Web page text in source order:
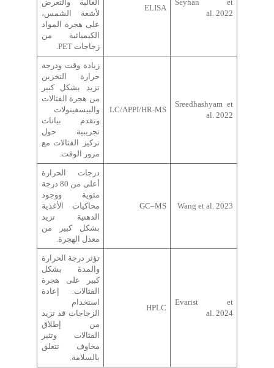
Seyhan et
al. 2022
ELISA
العالية والتعرض
لأشعة الشمس،
على هجرة المواد
الكيميائية من
زجاجات PET.
Sreedhashyam et
al. 2022
LC/APPI/HR-MS
زيادة وقت ودرجة
حرارة التخزين
تزيد بشكل كبير
من هجرة الفثالات
والبيسفينولات
وتقدم بيانات
تجريبية حول
تركيز الفثالات مع
مرور الوقت.
Wang et al. 2023
GC–MS
درجات الحرارة
أعلى من 80 درجة
مئوية ووجود
محاكيات الأغذية
الدهنية تزيد
بشكل كبير من
معدل الهجرة.
Evarist et
al. 2024
HPLC
تؤثر درجة الحرارة
والمدة بشكل
كبير على هجرة
الفثالات. إعادة
استخدام
الزجاجات قد تزيد
من إطلاق
الفثالات وتثير
مخاوف تتعلق
بالسلامة.